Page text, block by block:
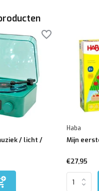
/ licht /
Haba
Mijn
€27,95